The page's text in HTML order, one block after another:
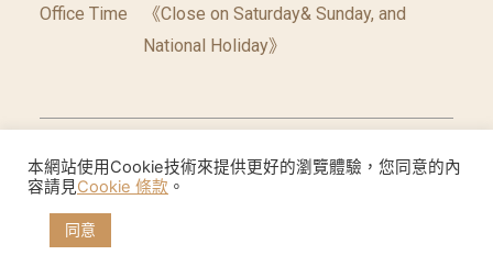
Office Time
《Close on Saturday& Sunday, and
National Holiday》
©2026 台灣休閒農業發展協會 版權所有.網頁設計公
司: 振作國際
Cookie聲明
本網站使用Cookie技術來提供更好的瀏覽體驗，您同意的內
容請見Cookie 條款 。
同意